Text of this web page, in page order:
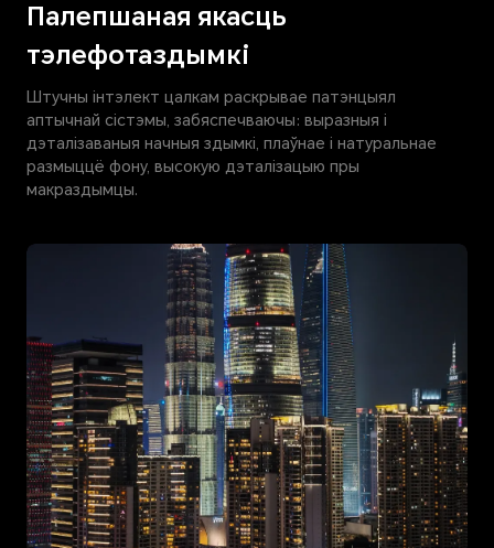
Палепшаная якасць
тэлефотаздымкi
Штучны інтэлект цалкам раскрывае патэнцыял
аптычнай сістэмы, забяспечваючы: выразныя і
дэталізаваныя начныя здымкі, плаўнае і натуральнае
размыццё фону, высокую дэталізацыю пры
макраздымцы.